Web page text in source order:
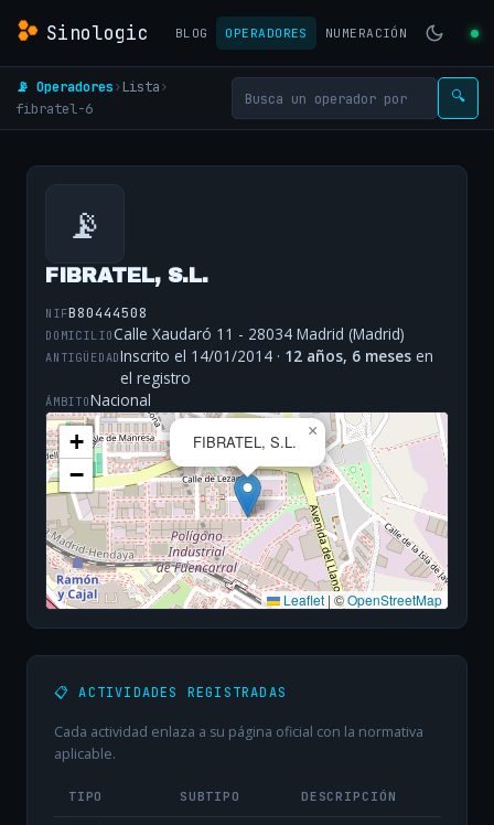
Sinologic BLOG OPERADORES NUMERACIÓN
📡 Operadores› Lista›
fibratel-6
🔍
📡
FIBRATEL, S.L.
NIFB80444508
DOMICILIOCalle Xaudaró 11 - 28034 Madrid (Madrid)
ANTIGÜEDADInscrito el 14/01/2014 · 12 años, 6 meses en
el registro
ÁMBITONacional
FIBRATEL, S.L.
×
+
−
Leaflet | ©OpenStreetMap
📋 ACTIVIDADES REGISTRADAS
Cada actividad enlaza a su página oficial con la normativa
aplicable.
TIPO SUBTIPO DESCRIPCIÓN